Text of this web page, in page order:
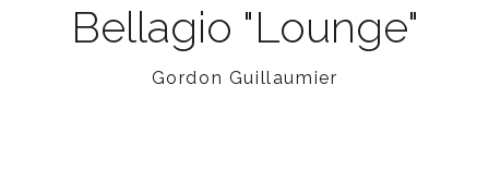
Bellagio "Lounge"
Gordon Guillaumier